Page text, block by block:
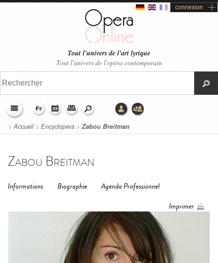
connexion
Tout l'univers de l'art lyrique
Tout l'univers de l'opéra contemporain
>Accueil> Encyclopera > Zabou Breitman
Zabou Breitman
Informations Biographie
Agenda Professionnel
Imprimer